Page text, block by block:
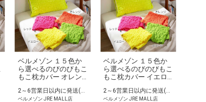
ベルメゾン １５色か
ら選べるのびのびもこ
もこ枕カバー オレン
2～6営業日以内に発送(長期休暇除く)
ベルメゾン JRE MALL店
ベルメゾン １５色か
ら選べるのびのびもこ
もこ枕カバー イエロ
2～6営業日以内に発送(長期休暇除く)
ベルメゾン JRE MALL店